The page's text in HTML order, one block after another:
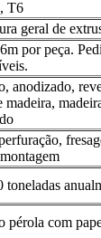
T6
geral de
por peça.
anodizado,
madeira,
toneladas
pérola com